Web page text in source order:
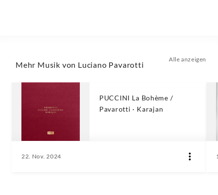
Mehr Musik von Luciano Pavarotti
Alle anzeigen
PUCCINI La Bohème /
Pavarotti · Karajan
22. Nov. 2024